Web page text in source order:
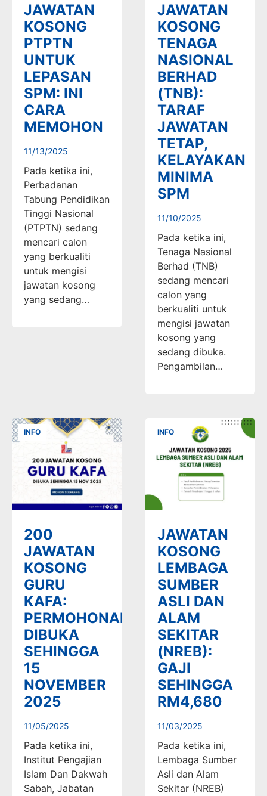
JAWATAN
KOSONG
PTPTN
UNTUK
LEPASAN
SPM: INI
CARA
MEMOHON
11/13/2025
Pada ketika ini,
Perbadanan
Tabung Pendidikan
Tinggi Nasional
(PTPTN) sedang
mencari calon
yang berkualiti
untuk mengisi
jawatan kosong
yang sedang…
JAWATAN
KOSONG
TENAGA
NASIONAL
BERHAD
(TNB):
TARAF
JAWATAN
TETAP,
KELAYAKAN
MINIMA
SPM
11/10/2025
Pada ketika ini,
Tenaga Nasional
Berhad (TNB)
sedang mencari
calon yang
berkualiti untuk
mengisi jawatan
kosong yang
sedang dibuka.
Pengambilan…
INFO
200
JAWATAN
KOSONG
GURU
KAFA:
PERMOHONAN
DIBUKA
SEHINGGA
15
NOVEMBER
2025
11/05/2025
Pada ketika ini,
Institut Pengajian
Islam Dan Dakwah
Sabah, Jabatan
INFO
JAWATAN
KOSONG
LEMBAGA
SUMBER
ASLI DAN
ALAM
SEKITAR
(NREB):
GAJI
SEHINGGA
RM4,680
11/03/2025
Pada ketika ini,
Lembaga Sumber
Asli dan Alam
Sekitar (NREB)